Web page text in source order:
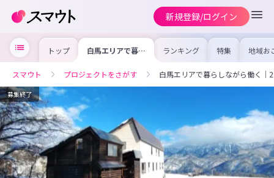
新規登録/ログイン
トップ 白馬エリアで暮ら
しながら働く｜2
みスタッフ募集
ランキング 特集 地域お
の求
を集め
事内容
を比較
合った
スマウト プロジェクトをさがす 白馬エリアで暮らしながら働く｜
募集終了